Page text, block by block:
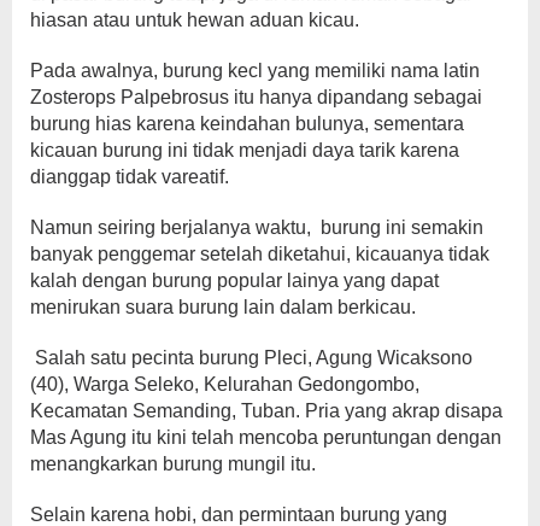
hiasan atau untuk hewan aduan kicau.
Pada awalnya, burung kecl yang memiliki nama latin
Zosterops Palpebrosus itu hanya dipandang sebagai
burung hias karena keindahan bulunya, sementara
kicauan burung ini tidak menjadi daya tarik karena
dianggap tidak vareatif.
Namun seiring berjalanya waktu, burung ini semakin
banyak penggemar setelah diketahui, kicauanya tidak
kalah dengan burung popular lainya yang dapat
menirukan suara burung lain dalam berkicau.
Salah satu pecinta burung Pleci, Agung Wicaksono
(40), Warga Seleko, Kelurahan Gedongombo,
Kecamatan Semanding, Tuban. Pria yang akrap disapa
Mas Agung itu kini telah mencoba peruntungan dengan
menangkarkan burung mungil itu.
Selain karena hobi, dan permintaan burung yang